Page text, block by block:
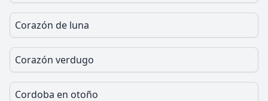
Corazón de luna
Corazón verdugo
Cordoba en otoño